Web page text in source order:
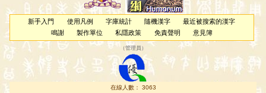
新手入門 使用凡例 字庫統計 隨機漢字
最近被搜索的漢字
鳴謝
製作單位 私隱政策 免責聲明 意見簿
（管理員 ）
在線人數： 3063